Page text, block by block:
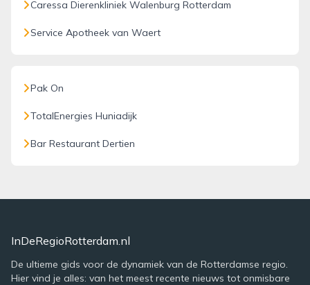
Caressa Dierenkliniek Walenburg Rotterdam
Service Apotheek van Waert
Pak On
TotalEnergies Huniadijk
Bar Restaurant Dertien
InDeRegioRotterdam.nl
De ultieme gids voor de dynamiek van de Rotterdamse regio.
Hier vind je alles: van het meest recente nieuws tot onmisbare